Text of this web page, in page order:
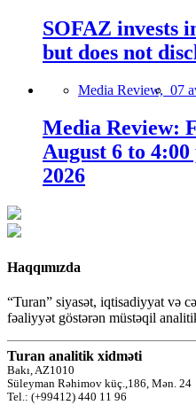
SOFAZ invests
but does not
Media Review, 07
Media Review:
August 6 to
2026
Haqqımızda
“Turan” siyasət, iqtisadiyyat və
fəaliyyət göstərən müstəqil
Turan analitik xidməti
Bakı, AZ1010
Süleyman Rəhimov küç.,186, Mən. 24
Tel.: (+99412) 440 11 96